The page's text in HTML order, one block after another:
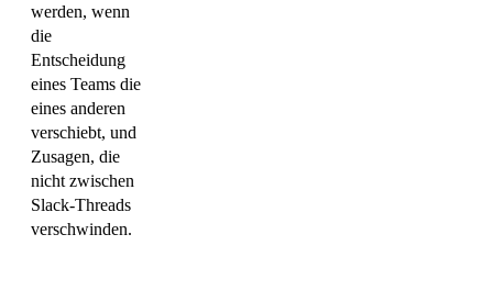
werden, wenn
die
Entscheidung
eines Teams die
eines anderen
verschiebt, und
Zusagen, die
nicht zwischen
Slack-Threads
verschwinden.